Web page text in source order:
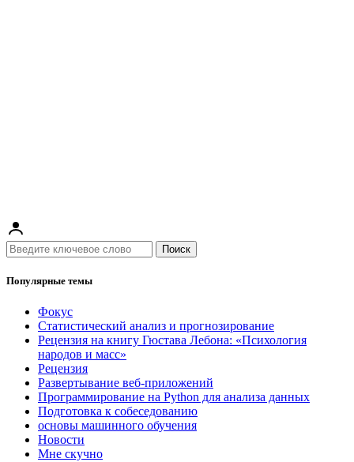
Поиск
Популярные темы
Фокус
Статистический анализ и прогнозирование
Рецензия на книгу Гюстава Лебона: «Психология
народов и масс»
Рецензия
Развертывание веб-приложений
Программирование на Python для анализа данных
Подготовка к собеседованию
основы машинного обучения
Новости
Мне скучно